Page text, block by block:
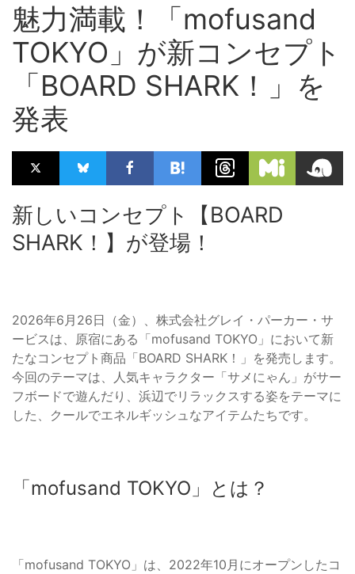
魅力満載！「mofusand
TOKYO」が新コンセプト
「BOARD SHARK！」を
発表
新しいコンセプト【BOARD
SHARK！】が登場！
2026年6月26日（金）、株式会社グレイ・パーカー・サ
ービスは、原宿にある「mofusand TOKYO」において新
たなコンセプト商品「BOARD SHARK！」を発売します。
今回のテーマは、人気キャラクター「サメにゃん」がサー
フボードで遊んだり、浜辺でリラックスする姿をテーマに
した、クールでエネルギッシュなアイテムたちです。
「mofusand TOKYO」とは？
「mofusand TOKYO」は、2022年10月にオープンしたコ